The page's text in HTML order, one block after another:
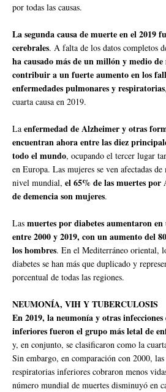
por todas las causas.
La segunda causa de muerte en el 2019
cerebrales. A falta de los datos completos
ha causado más de un millón y medio
contribuir a un fuerte aumento en los
enfermedades pulmonares y respiratorias
cuarta causa en 2019.
La enfermedad de Alzheimer y otras
encuentran ahora entre las diez
todo el mundo, ocupando el tercer lugar
en Europa. Las mujeres se ven afectadas
nivel mundial, el 65% de las muertes
de demencia son mujeres.
Las muertes por diabetes aumentaron
entre 2000 y 2019, con un aumento del
los hombres. En el Mediterráneo oriental,
diabetes se han más que duplicado y
porcentual de todas las regiones.
NEUMONÍA, VIH Y TUBERCULOSIS
En 2019, la neumonía y otras
inferiores fueron el grupo más letal de
y, en conjunto, se clasificaron como la
Sin embargo, en comparación con 2000,
respiratorias inferiores cobraron menos
número mundial de muertes disminuyó en